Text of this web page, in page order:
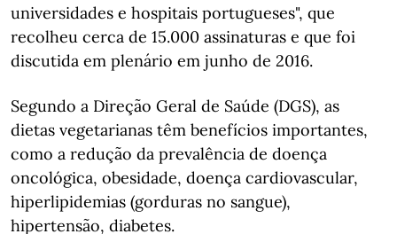
universidades e hospitais portugueses", que
recolheu cerca de 15.000 assinaturas e que foi
discutida em plenário em junho de 2016.
Segundo a Direção Geral de Saúde (DGS), as
dietas vegetarianas têm benefícios importantes,
como a redução da prevalência de doença
oncológica, obesidade, doença cardiovascular,
hiperlipidemias (gorduras no sangue),
hipertensão, diabetes.